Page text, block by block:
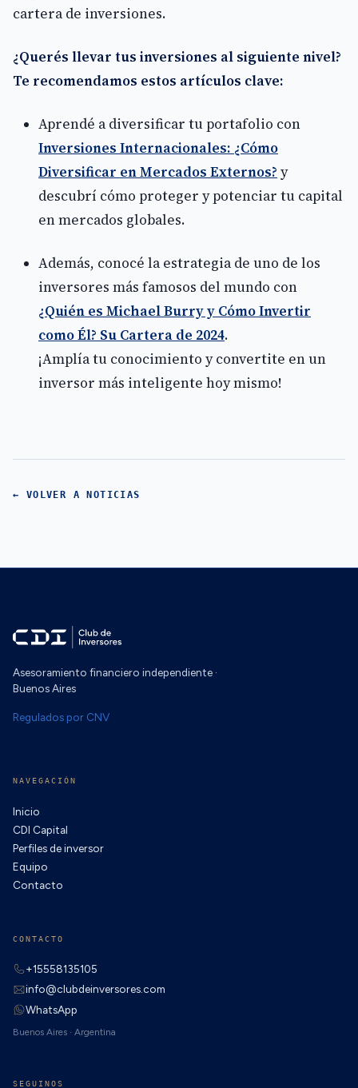
cartera de inversiones.
¿Querés llevar tus inversiones al siguiente nivel?
Te recomendamos estos artículos clave:
Aprendé a diversificar tu portafolio con
Inversiones Internacionales: ¿Cómo
Diversificar en Mercados Externos? y
descubrí cómo proteger y potenciar tu capital
en mercados globales.
Además, conocé la estrategia de uno de los
inversores más famosos del mundo con
¿Quién es Michael Burry y Cómo Invertir
como Él? Su Cartera de 2024.
¡Amplía tu conocimiento y convertite en un
inversor más inteligente hoy mismo!
← VOLVER A NOTICIAS
Asesoramiento financiero independiente ·
Buenos Aires
Regulados por CNV
NAVEGACIÓN
Inicio
CDI Capital
Perfiles de inversor
Equipo
Contacto
CONTACTO
+15558135105
info@clubdeinversores.com
WhatsApp
Buenos Aires · Argentina
SEGUINOS